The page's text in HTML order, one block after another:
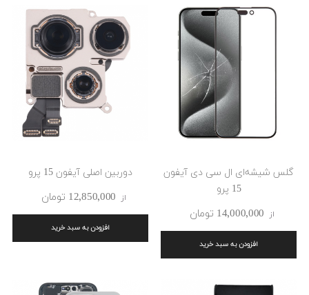
گلس شیشه‌ای ال سی دی آیفون
15 پرو
از 14٬000٬000 ‎تومان
افزودن به سبد خرید
دوربین اصلی آیفون 15 پرو
از 12٬850٬000 ‎تومان
افزودن به سبد خرید